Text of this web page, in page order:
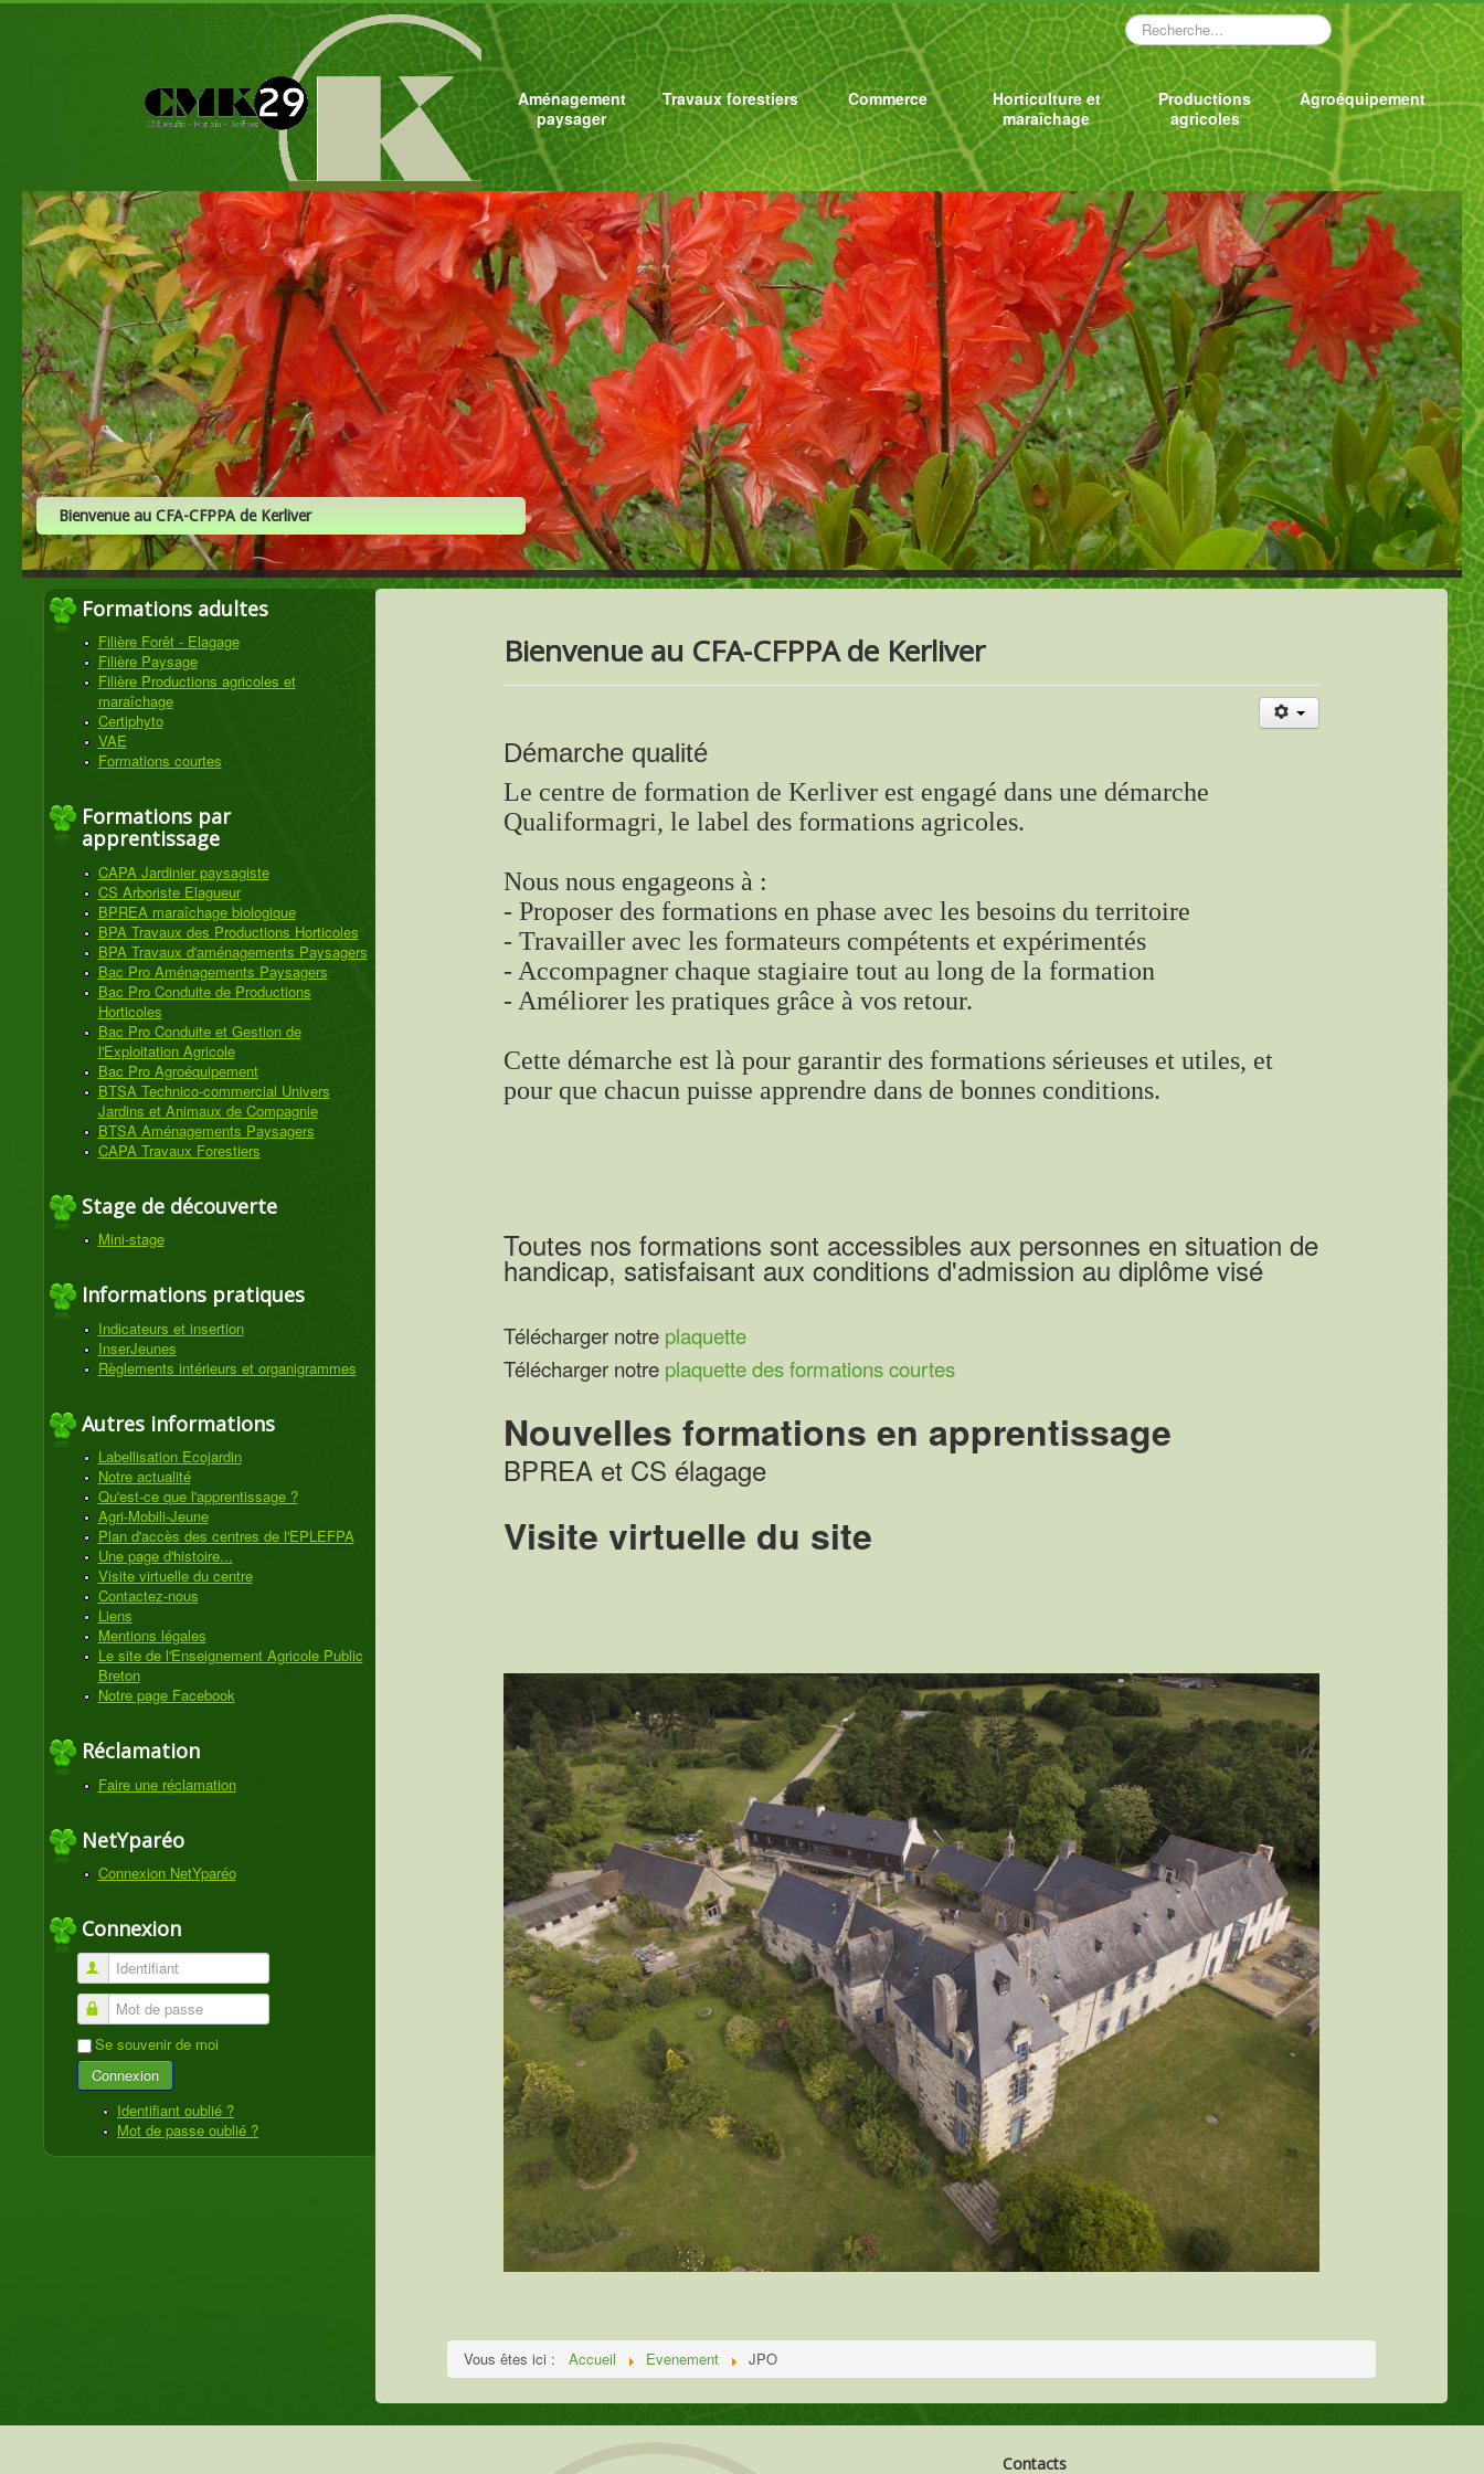
Rechercher
Aménagement
paysager
Travaux forestiers Commerce
Horticulture et
maraîchage
Productions
agricoles
Agroéquipement
Bienvenue au CFA-CFPPA de Kerliver
Formations adultes
Filière Forêt - Elagage
Filière Paysage
Filière Productions agricoles et
maraîchage
Certiphyto
VAE
Formations courtes
Formations par
apprentissage
CAPA Jardinier paysagiste
CS Arboriste Elagueur
BPREA maraîchage biologique
BPA Travaux des Productions Horticoles
BPA Travaux d'aménagements Paysagers
Bac Pro Aménagements Paysagers
Bac Pro Conduite de Productions
Horticoles
Bac Pro Conduite et Gestion de
l'Exploitation Agricole
Bac Pro Agroéquipement
BTSA Technico-commercial Univers
Jardins et Animaux de Compagnie
BTSA Aménagements Paysagers
CAPA Travaux Forestiers
Stage de découverte
Mini-stage
Informations pratiques
Indicateurs et insertion
InserJeunes
Règlements intérieurs et organigrammes
Autres informations
Labellisation Ecojardin
Notre actualité
Qu'est-ce que l'apprentissage ?
Agri-Mobili-Jeune
Plan d'accès des centres de l'EPLEFPA
Une page d'histoire...
Visite virtuelle du centre
Contactez-nous
Liens
Mentions légales
Le site de l'Enseignement Agricole Public
Breton
Notre page Facebook
Réclamation
Faire une réclamation
NetYparéo
Connexion NetYparéo
Connexion
Identifiant
Mot de passe
Se souvenir de moi
Connexion
Identifiant oublié ?
Mot de passe oublié ?
Bienvenue au CFA-CFPPA de Kerliver
Démarche qualité
Le centre de formation de Kerliver est engagé dans une démarche
Qualiformagri, le label des formations agricoles.
Nous nous engageons à :
- Proposer des formations en phase avec les besoins du territoire
- Travailler avec les formateurs compétents et expérimentés
- Accompagner chaque stagiaire tout au long de la formation
- Améliorer les pratiques grâce à vos retour.
Cette démarche est là pour garantir des formations sérieuses et utiles, et
pour que chacun puisse apprendre dans de bonnes conditions.
Toutes nos formations sont accessibles aux personnes en situation de
handicap, satisfaisant aux conditions d'admission au diplôme visé
Télécharger notre plaquette
Télécharger notre plaquette des formations courtes
Nouvelles formations en apprentissage
BPREA et CS élagage
Visite virtuelle du site
Vous êtes ici : Accueil Evenement JPO
Contacts